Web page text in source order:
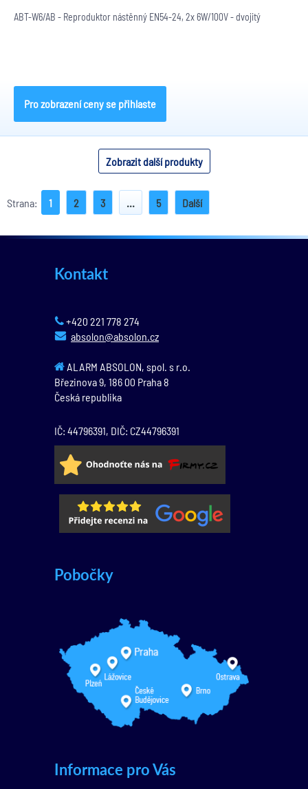
ABT-W6/AB - Reproduktor nástěnný EN54-24, 2x 6W/100V - dvojitý
Pro zobrazení ceny se přihlaste
Zobrazit další produkty
Strana: 1 2 3 ... 5 Další
Kontakt
+420 221 778 274
absolon@absolon.cz
ALARM ABSOLON, spol. s r.o.
Březinova 9, 186 00 Praha 8
Česká republika
IČ: 44796391, DIČ: CZ44796391
Pobočky
Informace pro Vás